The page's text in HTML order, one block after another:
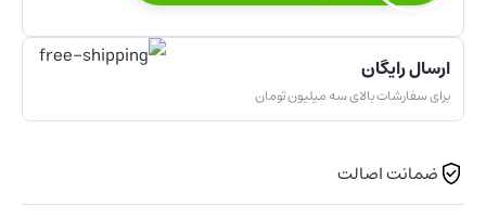
ارسال رایگان
برای سفارشات بالای سه میلیون تومان
ضمانت اصالت